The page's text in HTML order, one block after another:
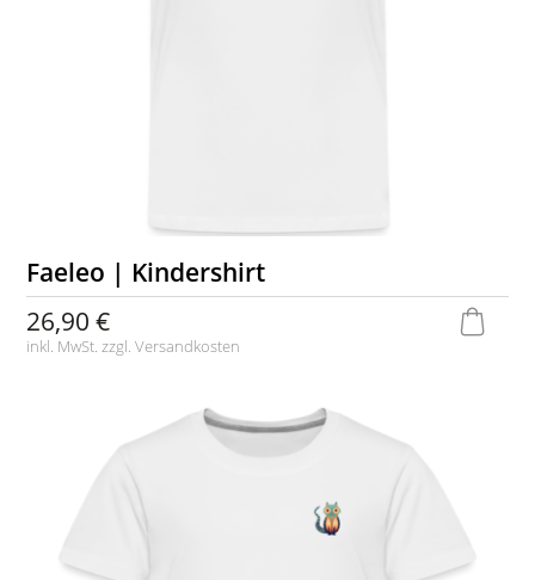
Faeleo | Kindershirt
26,90 €
inkl. MwSt. zzgl.Versandkosten